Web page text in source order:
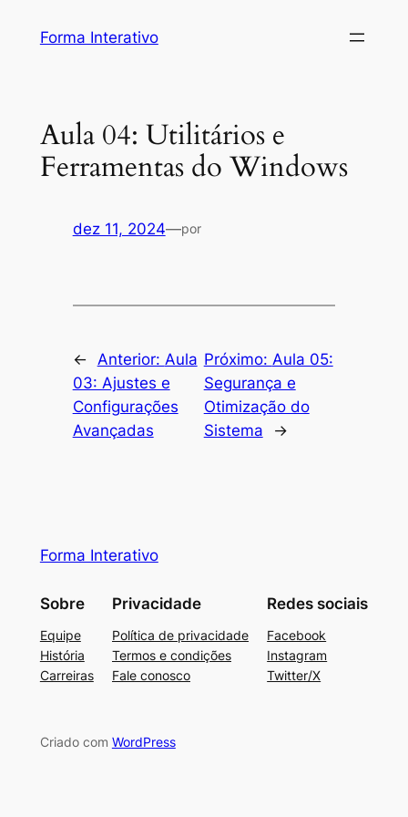
Forma Interativo
Aula 04: Utilitários e
Ferramentas do Windows
dez 11, 2024—por
← Anterior: Aula
03: Ajustes e
Configurações
Avançadas
Próximo: Aula 05:
Segurança e
Otimização do
Sistema
→
Forma Interativo
Sobre
Equipe
História
Carreiras
Privacidade
Política de privacidade
Termos e condições
Fale conosco
Redes sociais
Facebook
Instagram
Twitter/X
Criado com WordPress